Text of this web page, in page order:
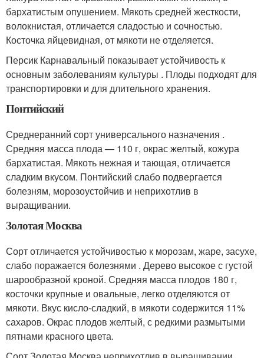
бархатистым опушением. Мякоть средней жесткости,
волокнистая, отличается сладостью и сочностью.
Косточка яйцевидная, от мякоти не отделяется.
Персик Карнавальный показывает устойчивость к
основным заболеваниям культуры . Плоды подходят для
транспортировки и для длительного хранения.
Понтийский
Среднеранний сорт универсального назначения .
Средняя масса плода — 110 г, окрас желтый, кожура
бархатистая. Мякоть нежная и тающая, отличается
сладким вкусом. Понтийский слабо подвергается
болезням, морозоустойчив и неприхотлив в
выращивании.
Золотая Москва
Сорт отличается устойчивостью к морозам, жаре, засухе,
слабо поражается болезнями . Дерево высокое с густой
шарообразной кроной. Средняя масса плодов 180 г,
косточки крупные и овальные, легко отделяются от
мякоти. Вкус кисло-сладкий, в мякоти содержится 11%
сахаров. Окрас плодов желтый, с редкими размытыми
пятнами красного цвета.